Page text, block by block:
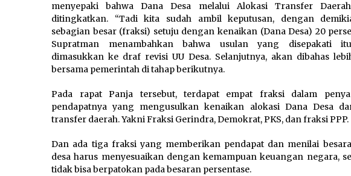
menyepaki bahwa Dana Desa melalui Alokasi Transfer
ditingkatkan. “Tadi kita sudah ambil keputusan, dengan
sebagian besar (fraksi) setuju dengan kenaikan (Dana Desa) 20
Supratman menambahkan bahwa usulan yang disepakati
dimasukkan ke draf revisi UU Desa. Selanjutnya, akan dibahas
bersama pemerintah di tahap berikutnya.
Pada rapat Panja tersebut, terdapat empat fraksi dalam
pendapatnya yang mengusulkan kenaikan alokasi Dana Desa
transfer daerah. Yakni Fraksi Gerindra, Demokrat, PKS, dan fraksi PPP.
Dan ada tiga fraksi yang memberikan pendapat dan menilai
desa harus menyesuaikan dengan kemampuan keuangan negara,
tidak bisa berpatokan pada besaran persentase.